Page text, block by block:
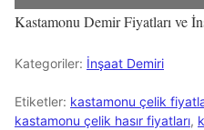
Kastamonu Demir Fiyatları ve
Kategoriler: İnşaat Demiri
Etiketler: kastamonu çelik
kastamonu çelik hasır fiyatları,